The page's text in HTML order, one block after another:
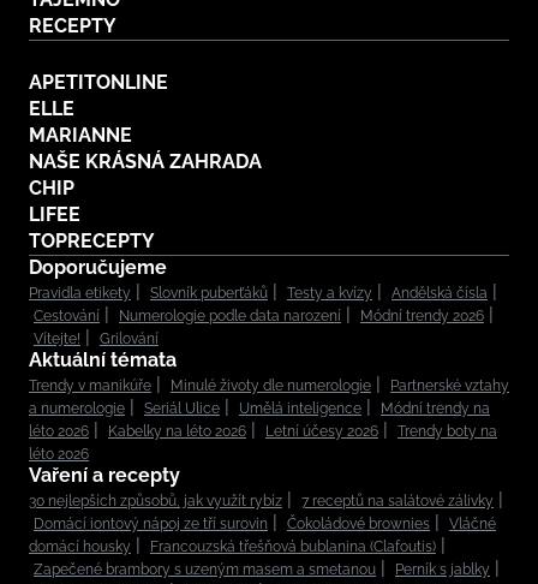
RECEPTY
APETITONLINE
ELLE
MARIANNE
NAŠE KRÁSNÁ ZAHRADA
CHIP
LIFEE
TOPRECEPTY
Doporučujeme
Pravidla etikety Slovník puberťáků Testy a kvízy
Andělská čísla
Cestování
Numerologie podle data narození
Módní trendy 2026
Vítejte!
Grilování
Aktuální témata
Trendy v manikúře Minulé životy dle numerologie
Partnerské vztahy
a numerologie
Seriál Ulice Umělá inteligence
Módní trendy na
léto 2026
Kabelky na léto 2026 Letní účesy 2026
Trendy boty na
léto 2026
Vaření a recepty
30 nejlepších způsobů, jak využít rybíz
7 receptů na salátové zálivky
Domácí iontový nápoj ze tří surovin
Čokoládové brownies
Vláčné
domácí housky
Francouzská třešňová bublanina (Clafoutis)
Zapečené brambory s uzeným masem a smetanou
Perník s jablky